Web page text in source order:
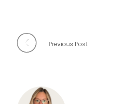
Previous Post